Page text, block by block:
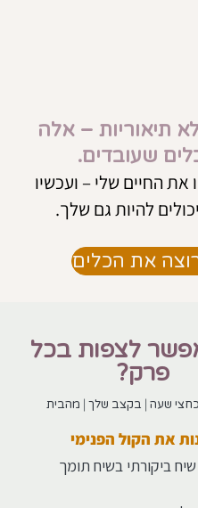
תיאוריות – אלה
שעובדים.
את החיים שלי – ועכשיו
להיות גם שלך.
את הכלים
לצפות בכל
פרק?
| בקצב שלך | מהבית
ביקורתי בשיח תומך